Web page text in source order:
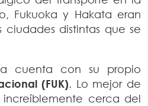
Fukuoka y Hakata eran
ciudades distintas que se
cuenta con su propio
(FUK). Lo mejor de
cerca del